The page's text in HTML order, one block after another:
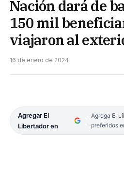
Nación dará de
150 mil
viajaron al
16 de enero de 2024
Agregar El
Libertador en
Agrega El
preferidos